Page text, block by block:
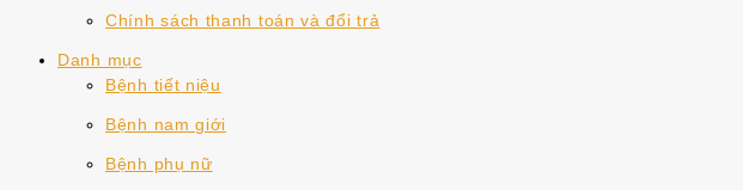
Chính sách thanh toán và đổi trả
Danh mục
Bệnh tiết niệu
Bệnh nam giới
Bệnh phụ nữ